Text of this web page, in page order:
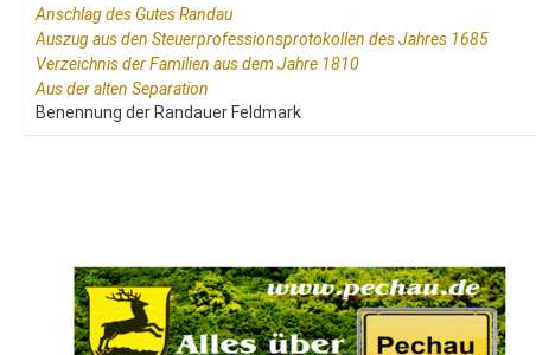
Anschlag des Gutes Randau
Auszug aus den Steuerprofessionsprotokollen des Jahres 1685
Verzeichnis der Familien aus dem Jahre 1810
Aus der alten Separation
Benennung der Randauer Feldmark